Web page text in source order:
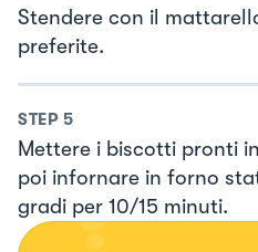
Stendere con il
preferite.
STEP 5
Mettere i biscotti pronti
poi infornare in forno
gradi per 10/15 minuti.